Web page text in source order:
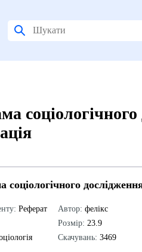
соціологічного
Реферат
Автор: фелікс
Розмір: 23.9
Скачувань: 3469